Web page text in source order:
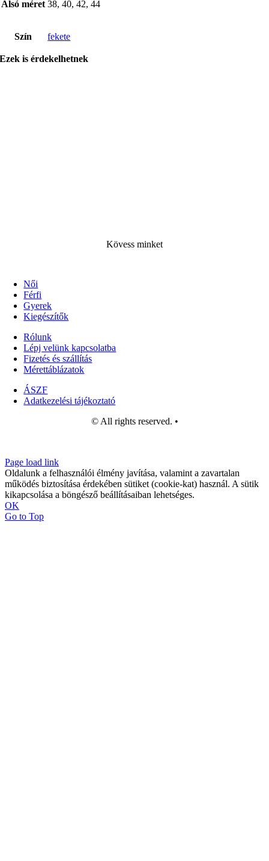
Alsó méret 38, 40, 42, 44
Szín fekete
Ezek is érdekelhetnek
Női
Férfi
Gyerek
Kiegészítők
Rólunk
Lépj velünk kapcsolatba
Fizetés és szállítás
Mérettáblázatok
Adatkezelési tájékoztató
Page load link
Oldalunk a felhasználói élmény javítása, valamint a zavartalan
működés biztosítása érdekében sütiket (cookie-kat) használ. A sütik
kikapcsolása a böngésző beállításaiban lehetséges.